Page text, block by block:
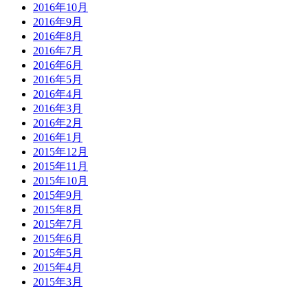
2016年10月
2016年9月
2016年8月
2016年7月
2016年6月
2016年5月
2016年4月
2016年3月
2016年2月
2016年1月
2015年12月
2015年11月
2015年10月
2015年9月
2015年8月
2015年7月
2015年6月
2015年5月
2015年4月
2015年3月